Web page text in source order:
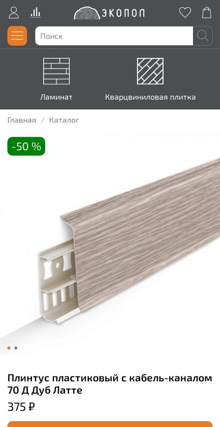
Ламинат Кварцвиниловая плитка
Главная Каталог
-50 %
Плинтус пластиковый с кабель-каналом
70 Д Дуб Латте
375 ₽